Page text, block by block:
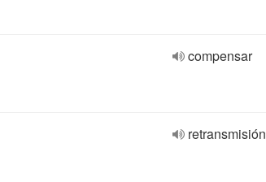
compensar
retransmisión